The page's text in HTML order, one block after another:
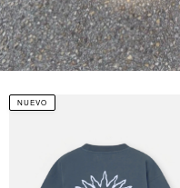
NUEVO